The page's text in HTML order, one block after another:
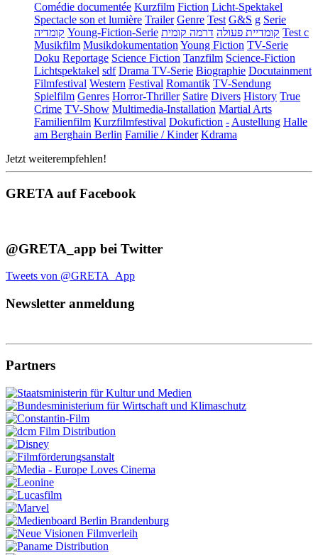
Comédie documentée Kurzfilm Fiction Licht-Spektakel
Spectacle son et lumière Trailer Genre Test G&S g Serie
קומדיה Young-Fiction-Serie קומדיית פעולה דרמה קומית
Test c
Musikfilm MusikdokumentationYoung Fiction TV-Serie
Doku Reportage Science Fiction Tanzfilm Science-Fiction
Lichtspektakel sdf Drama TV-Serie Biographie Docutainment
Filmfestival Western Festival Romantik TV-Sendung
Spielfilm Genres Horror-Thriller Satire Divers History True
Crime TV-Show Multimedia-Installation Martial Arts
Familienfilm Kurzfilmfestival Dokufiction -Austellung Halle
am Berghain Berlin Familie / Kinder Kdrama
Jetzt weiterempfehlen!
GRETA auf Facebook
@GRETA_app bei Twitter
Tweets von @GRETA_App
Newsletter anmeldung
Partners